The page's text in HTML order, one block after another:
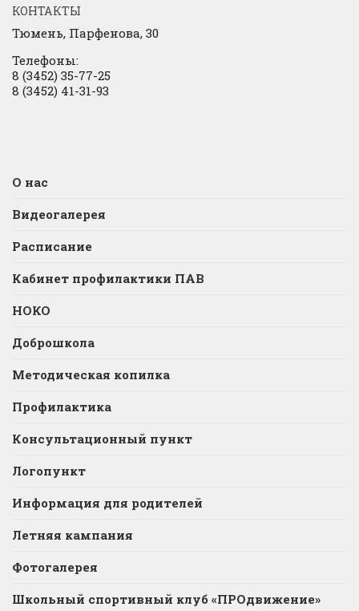
КОНТАКТЫ
Тюмень, Парфенова, 30
Телефоны:
8 (3452) 35-77-25
8 (3452) 41-31-93
О нас
Видеогалерея
Расписание
Кабинет профилактики ПАВ
НОКО
Доброшкола
Методическая копилка
Профилактика
Консультационный пункт
Логопункт
Информация для родителей
Летняя кампания
Фотогалерея
Школьный спортивный клуб «ПРОдвижение»